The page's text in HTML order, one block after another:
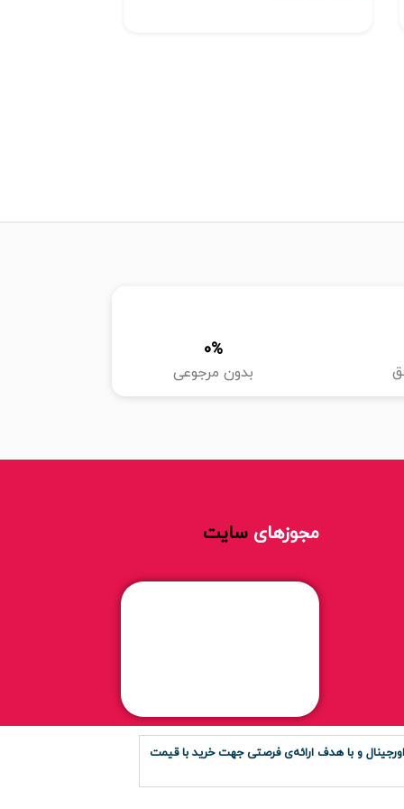
بدون مرجوعی
%
0
مجوزهای سایت
و با هدف ارائه‌ی فرصتی جهت خرید با قیمت